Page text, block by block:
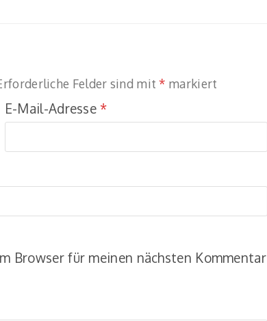
Felder sind mit* markiert
E-Mail-Adresse *
Browser für meinen nächsten Kommentar